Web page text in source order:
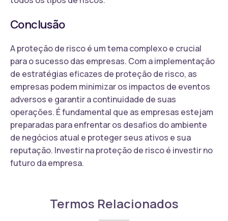
Conclusão
A proteção de risco é um tema complexo e crucial
para o sucesso das empresas. Com a implementação
de estratégias eficazes de proteção de risco, as
empresas podem minimizar os impactos de eventos
adversos e garantir a continuidade de suas
operações. É fundamental que as empresas estejam
preparadas para enfrentar os desafios do ambiente
de negócios atual e proteger seus ativos e sua
reputação. Investir na proteção de risco é investir no
futuro da empresa.
Termos Relacionados